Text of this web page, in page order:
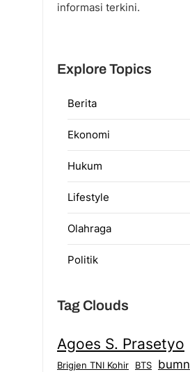
informasi terkini.
Explore Topics
Berita
Ekonomi
Hukum
Lifestyle
Olahraga
Politik
Tag Clouds
Agoes S. Prasetyo
Brigjen TNI Kohir BTS bumn